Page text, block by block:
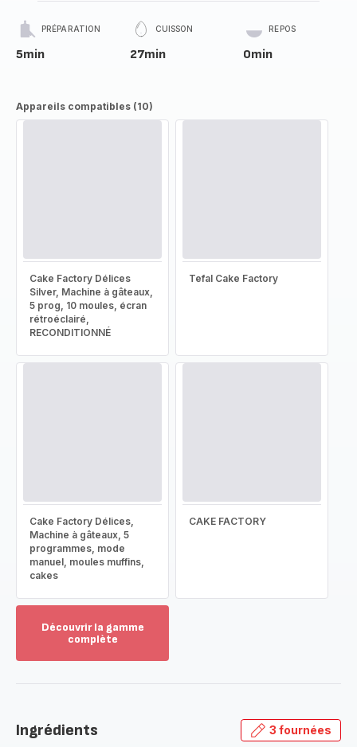
PRÉPARATION
5min
CUISSON
27min
REPOS
0min
Appareils compatibles (10)
Cake Factory Délices
Silver, Machine à gâteaux,
5 prog, 10 moules, écran
rétroéclairé,
RECONDITIONNÉ
Tefal Cake Factory
Cake Factory Délices,
Machine à gâteaux, 5
programmes, mode
manuel, moules muffins,
cakes
CAKE FACTORY
Découvrir la gamme
complète
gamme
Ingrédients 3 fournées